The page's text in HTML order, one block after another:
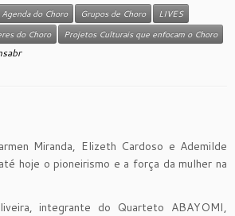
Agenda do Choro Grupos de Choro
LIVES
do Choro Projetos Culturais que enfocam o Choro
Miranda, Elizeth Cardoso e Ademilde
hoje o pioneirismo e a força da mulher na
integrante do Quarteto ABAYOMI,